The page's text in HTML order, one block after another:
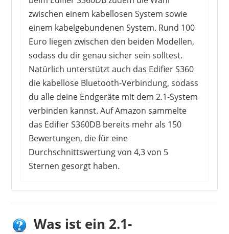
zwischen einem kabellosen System sowie
einem kabelgebundenen System. Rund 100
Euro liegen zwischen den beiden Modellen,
sodass du dir genau sicher sein solltest.
Natürlich unterstützt auch das Edifier S360
die kabellose Bluetooth-Verbindung, sodass
du alle deine Endgeräte mit dem 2.1-System
verbinden kannst. Auf Amazon sammelte
das Edifier S360DB bereits mehr als 150
Bewertungen, die für eine
Durchschnittswertung von 4,3 von 5
Sternen gesorgt haben.
Was ist ein 2.1-